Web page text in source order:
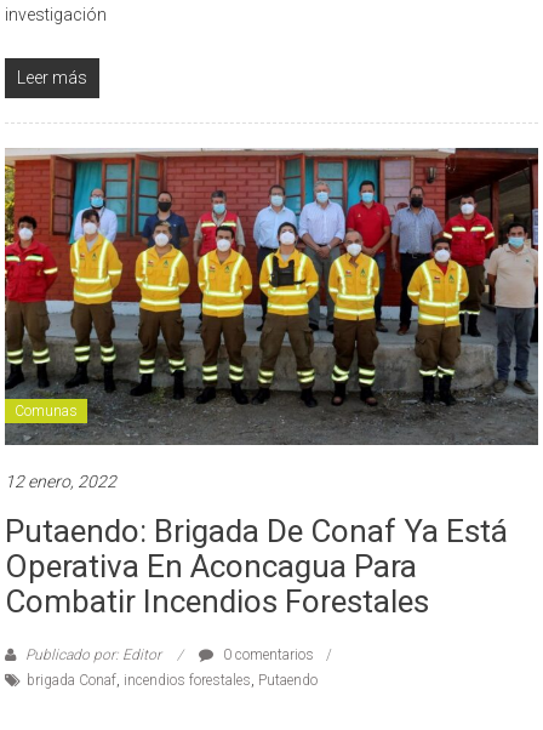
investigación
Leer más
Comunas
12 enero, 2022
Putaendo: Brigada De Conaf Ya Está
Operativa En Aconcagua Para
Combatir Incendios Forestales
Publicado por: Editor
0 comentarios
brigada Conaf, incendios forestales, Putaendo